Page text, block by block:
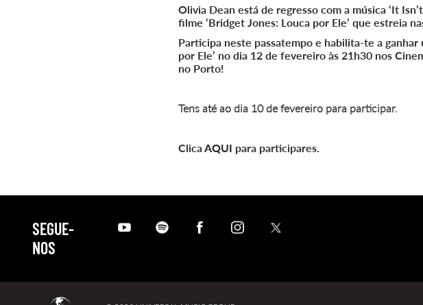
Olivia Dean está de regresso com a música ‘It
filme ‘Bridget Jones: Louca por Ele’ que estreia
Participa neste passatempo e habilita-te a
por Ele’ no dia 12 de fevereiro às 21h30 nos
no Porto!
Tens até ao dia 10 de fevereiro para participar.
ClicaAQUI para participares.
SEGUE-
NOS